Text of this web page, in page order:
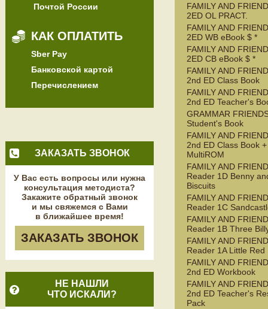
Почтой России
КАК ОПЛАТИТЬ
Sber Pay
Банковской картой
Перечислением
ЗАКАЗАТЬ ЗВОНОК
У Вас есть вопросы или нужна
консультация методиста?
Закажите обратный звонок
и мы свяжемся с Вами
в ближайшее время!
ЗАКАЗАТЬ ЗВОНОК
НЕ НАШЛИ
ЧТО ИСКАЛИ?
FAMILY AND
2ED OL PRACT.
FAMILY AND
2ED WB eBook $ *
FAMILY AND
2ED CB eBook $ *
FAMILY AND
2nd ED Class Book
FAMILY AND
2nd ED Teacher's
GRAMMAR
Student's Book
FAMILY AND
2nd ED Class Book +
MultiROM
FAMILY AND
Reader 1D Benny
Biscuits
FAMILY AND
Reader 1C
FAMILY AND
Reader 1B Three
FAMILY AND
Reader 1A Little Red
FAMILY AND
2nd ED Workbook
FAMILY AND
2nd ED Teacher's
Pack